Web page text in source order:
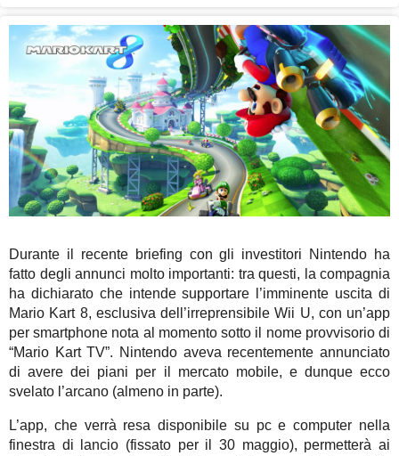
Durante il recente briefing con gli investitori Nintendo ha
fatto degli annunci molto importanti: tra questi, la compagnia
ha dichiarato che intende supportare l’imminente uscita di
Mario Kart 8, esclusiva dell’irreprensibile Wii U, con un’app
per smartphone nota al momento sotto il nome provvisorio di
“Mario Kart TV”. Nintendo aveva recentemente annunciato
di avere dei piani per il mercato mobile, e dunque ecco
svelato l’arcano (almeno in parte).
L’app, che verrà resa disponibile su pc e computer nella
finestra di lancio (fissato per il 30 maggio), permetterà ai